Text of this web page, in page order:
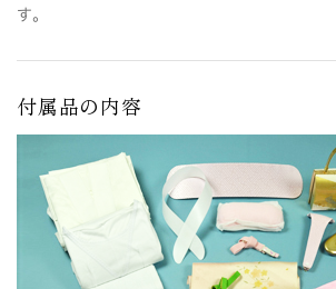
す。
付属品の内容